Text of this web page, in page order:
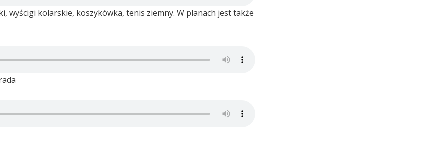
wyścigi kolarskie, koszykówka, tenis ziemny. W planach jest także